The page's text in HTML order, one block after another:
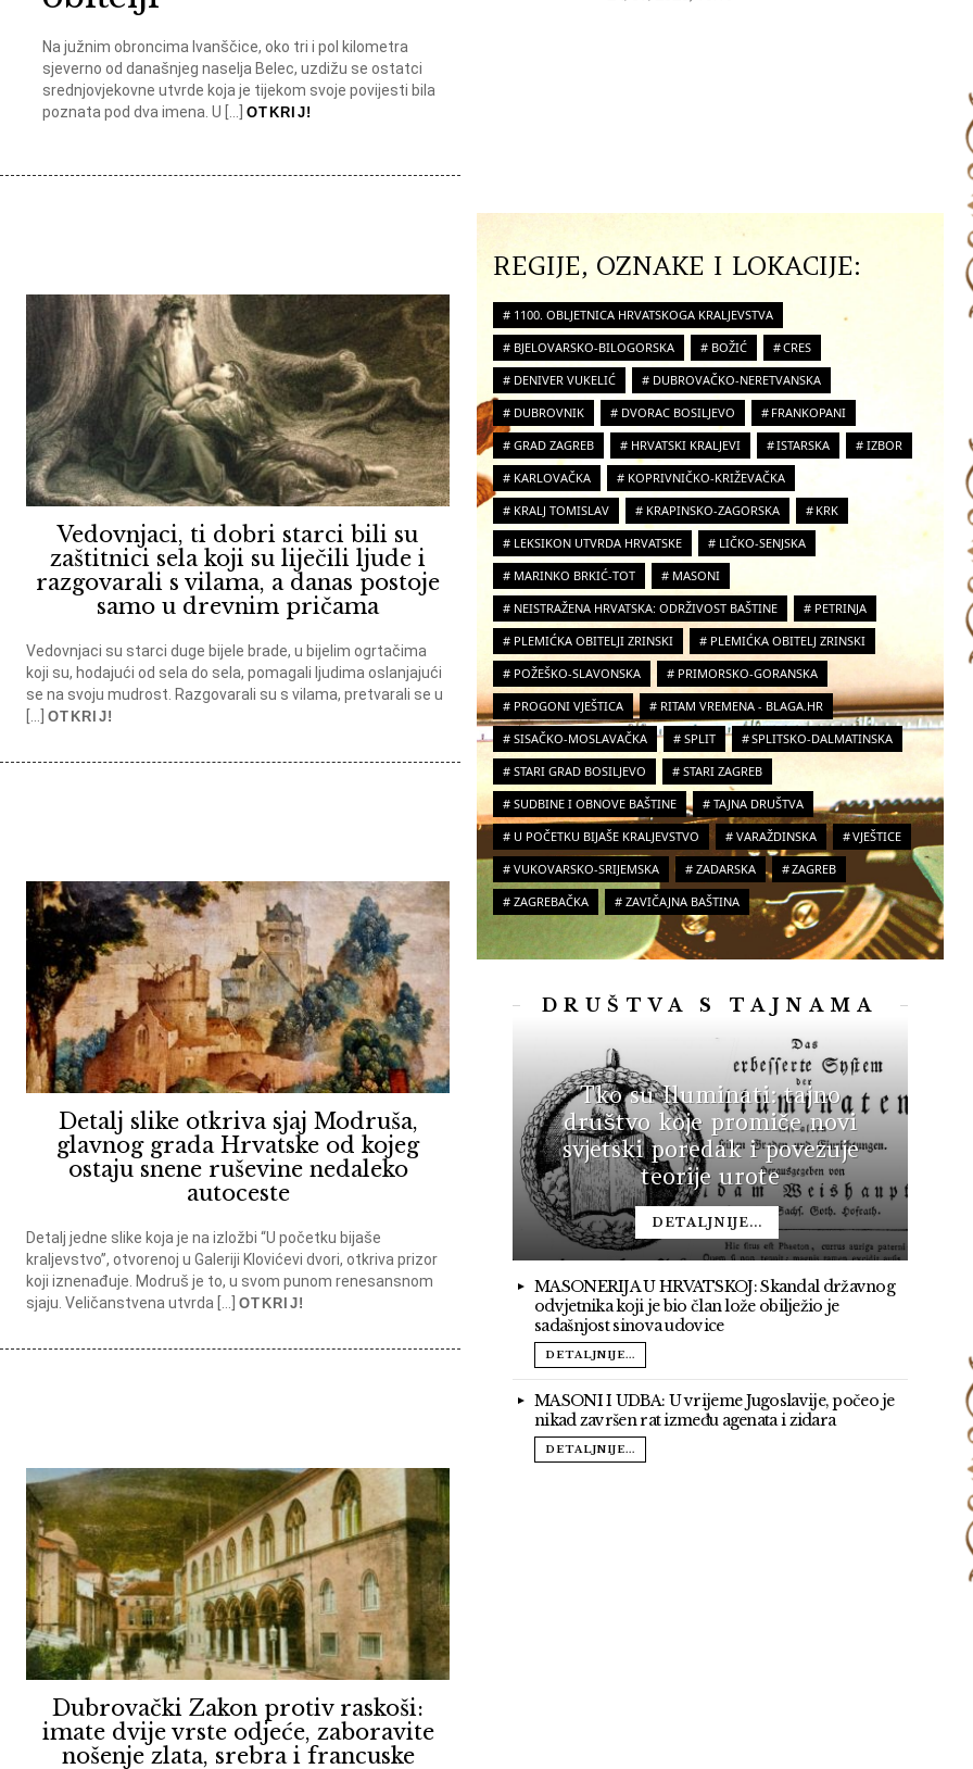
Na južnim obroncima Ivanščice, oko tri i pol kilometra
sjeverno od današnjeg naselja Belec, uzdižu se ostatci
srednjovjekovne utvrde koja je tijekom svoje povijesti bila
poznata pod dva imena. U […] OTKRIJ!
Vedovnjaci, ti dobri starci bili su
zaštitnici sela koji su liječili ljude i
razgovarali s vilama, a danas postoje
samo u drevnim pričama
Vedovnjaci su starci duge bijele brade, u bijelim ogrtačima
koji su, hodajući od sela do sela, pomagali ljudima oslanjajući
se na svoju mudrost. Razgovarali su s vilama, pretvarali se u
[…] OTKRIJ!
Detalj slike otkriva sjaj Modruša,
glavnog grada Hrvatske od kojeg
ostaju snene ruševine nedaleko
autoceste
Detalj jedne slike koja je na izložbi “U početku bijaše
kraljevstvo”, otvorenoj u Galeriji Klovićevi dvori, otkriva prizor
koji iznenađuje. Modruš je to, u svom punom renesansnom
sjaju. Veličanstvena utvrda […] OTKRIJ!
Dubrovački Zakon protiv raskoši:
imate dvije vrste odjeće, zaboravite
nošenje zlata, srebra i francuske
REGIJE, OZNAKE I LOKACIJE:
1100. OBLJETNICA HRVATSKOGA KRALJEVSTVA
BJELOVARSKO-BILOGORSKA
BOŽIĆ
CRES
DENIVER VUKELIĆ
DUBROVAČKO-NERETVANSKA
DUBROVNIK
DVORAC BOSILJEVO
FRANKOPANI
GRAD ZAGREB
HRVATSKI KRALJEVI ISTARSKA
IZBOR
KARLOVAČKA
KOPRIVNIČKO-KRIŽEVAČKA
KRALJ TOMISLAV
KRAPINSKO-ZAGORSKA
KRK
LEKSIKON UTVRDA HRVATSKE
LIČKO-SENJSKA
MARINKO BRKIĆ-TOT
MASONI
NEISTRAŽENA HRVATSKA: ODRŽIVOST BAŠTINE
PETRINJA
PLEMIĆKA OBITELJI ZRINSKI
PLEMIĆKA OBITELJ ZRINSKI
POŽEŠKO-SLAVONSKA
PRIMORSKO-GORANSKA
PROGONI VJEŠTICA
RITAM VREMENA - BLAGA.HR
SISAČKO-MOSLAVAČKA
SPLIT
SPLITSKO-DALMATINSKA
STARI GRAD BOSILJEVO
STARI ZAGREB
SUDBINE I OBNOVE BAŠTINE
TAJNA DRUŠTVA
U POČETKU BIJAŠE KRALJEVSTVO
VARAŽDINSKA
VJEŠTICE
VUKOVARSKO-SRIJEMSKA
ZADARSKA
ZAGREB
ZAGREBAČKA
ZAVIČAJNA BAŠTINA
DRUŠTVA S TAJNAMA
Tko su Iluminati: tajno
društvo koje promiče novi
svjetski poredak i povezuje
teorije urote
DETALJNIJE...
MASONERIJA U HRVATSKOJ: Skandal državnog
odvjetnika koji je bio član lože obilježio je
sadašnjost sinova udovice
DETALJNIJE...
MASONI I UDBA: U vrijeme Jugoslavije, počeo je
nikad završen rat između agenata i zidara
DETALJNIJE...